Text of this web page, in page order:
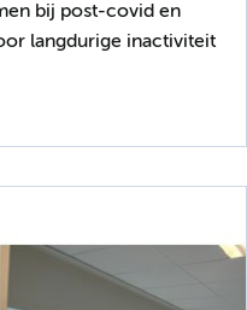
bij post-covid en
langdurige inactiviteit